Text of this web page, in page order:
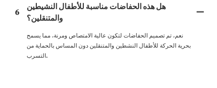
6
هل هذه الحفاضات مناسبة للأطفال النشيطين
والمتنقلين؟
نعم، تم تصميم الحفاضات لتكون عالية الامتصاص ومرنة، مما يسمح
بحرية الحركة للأطفال النشطين والمتنقلين دون المساس بالحماية من
التسرب.